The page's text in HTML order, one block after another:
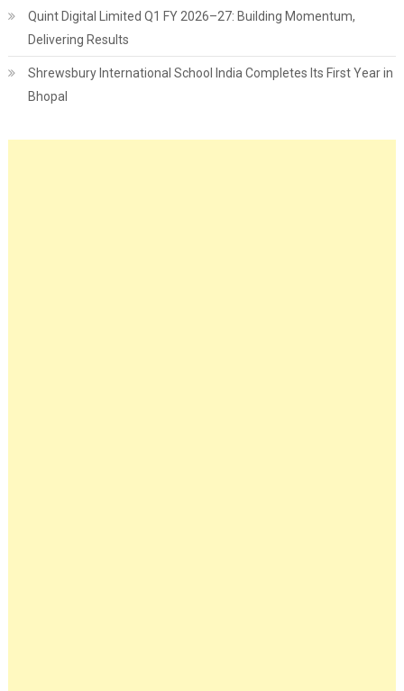
Quint Digital Limited Q1 FY 2026–27: Building Momentum,
Delivering Results
Shrewsbury International School India Completes Its First Year in
Bhopal